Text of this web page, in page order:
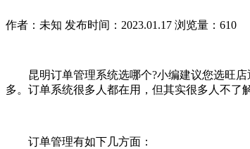
作者：未知 发布时间：2023.01.17 浏览量：610
昆明订单管理系统选哪个?小编建议您选旺店
多。订单系统很多人都在用，但其实很多人不了
订单管理有如下几方面：